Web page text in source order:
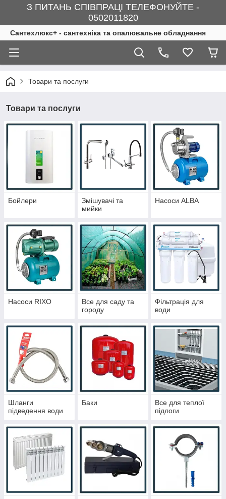
З ПИТАНЬ СПІВПРАЦІ ТЕЛЕФОНУЙТЕ -
0502011820
Сантехлюкс+ - сантехніка та опалювальне обладнання
Товари та послуги
Товари та послуги
Бойлери
Змішувачі та
мийки
Насоси ALBA
Насоси RIXO
Все для саду та
городу
Фільтрація для
води
Шланги
підведення води
Баки
Все для теплої
підлоги